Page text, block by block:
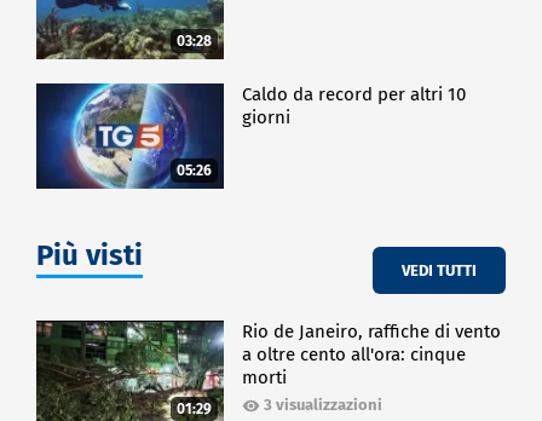
03:28
05:26
Caldo da record per altri 10
giorni
Più visti VEDI TUTTI
01:29
Rio de Janeiro, raffiche di vento
a oltre cento all'ora: cinque
morti
3 visualizzazioni